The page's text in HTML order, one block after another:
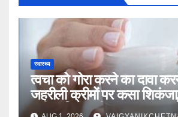
स्वास्थ्य
त्वचा को गोरा करने का दावा
जहरीली क्रीमों पर कसा
उठी प्रतिबंध की मांग